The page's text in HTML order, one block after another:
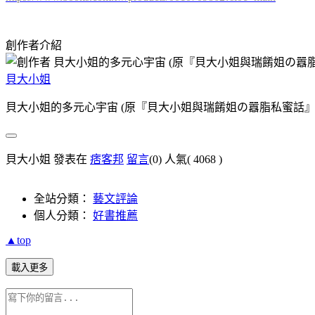
創作者介紹
貝大小姐
貝大小姐的多元心宇宙 (原『貝大小姐與瑞餚姐の囂脂私蜜話
貝大小姐 發表在 痞客邦 留言(0) 人氣( 4068 )
全站分類： 藝文評論
個人分類： 好書推薦
▲top
載入更多